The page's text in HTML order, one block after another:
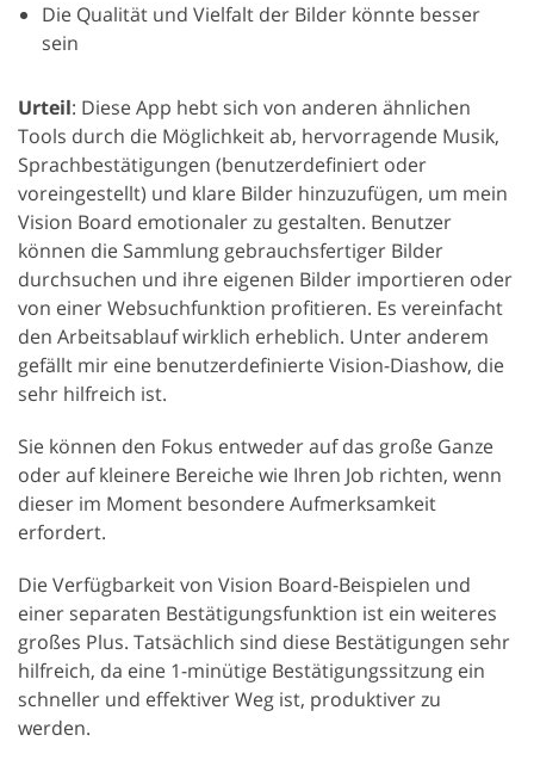
Die Qualität und Vielfalt der Bilder könnte besser
sein
Urteil: Diese App hebt sich von anderen ähnlichen
Tools durch die Möglichkeit ab, hervorragende Musik,
Sprachbestätigungen (benutzerdefiniert oder
voreingestellt) und klare Bilder hinzuzufügen, um mein
Vision Board emotionaler zu gestalten. Benutzer
können die Sammlung gebrauchsfertiger Bilder
durchsuchen und ihre eigenen Bilder importieren oder
von einer Websuchfunktion profitieren. Es vereinfacht
den Arbeitsablauf wirklich erheblich. Unter anderem
gefällt mir eine benutzerdefinierte Vision-Diashow, die
sehr hilfreich ist.
Sie können den Fokus entweder auf das große Ganze
oder auf kleinere Bereiche wie Ihren Job richten, wenn
dieser im Moment besondere Aufmerksamkeit
erfordert.
Die Verfügbarkeit von Vision Board-Beispielen und
einer separaten Bestätigungsfunktion ist ein weiteres
großes Plus. Tatsächlich sind diese Bestätigungen sehr
hilfreich, da eine 1-minütige Bestätigungssitzung ein
schneller und effektiver Weg ist, produktiver zu
werden.